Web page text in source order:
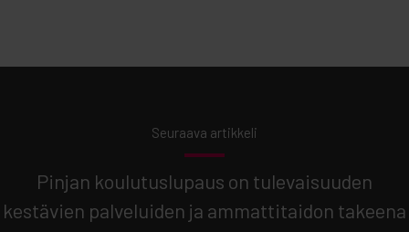
Seuraava artikkeli
Pinjan koulutuslupaus on tulevaisuuden
kestävien palveluiden ja ammattitaidon takeena